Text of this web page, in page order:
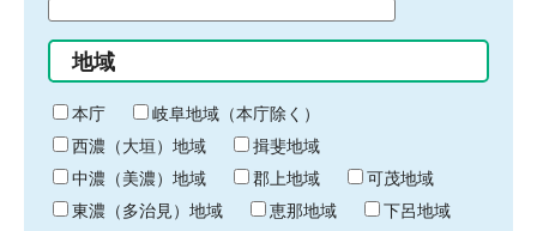
始
り
間
終
わ
り
地域
本庁
岐阜地域（本庁除く）
西濃（大垣）地域
揖斐地域
中濃（美濃）地域
郡上地域
可茂地域
東濃（多治見）地域
恵那地域
下呂地域